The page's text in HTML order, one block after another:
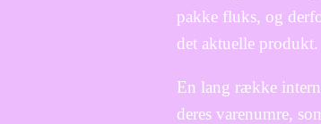
pakke fluks, og
det aktuelle produkt.
En lang række
deres varenumre,